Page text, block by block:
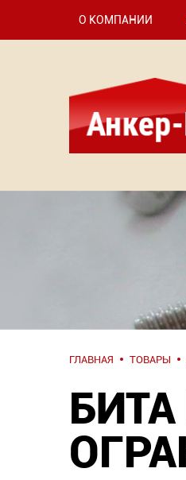
О КОМПАНИИ
ГЛАВНАЯ ТОВАРЫ